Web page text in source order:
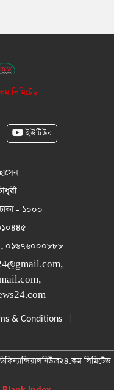
লিমিটেড
ইউটিউব
- ১০০০
০১৬৭৬০০০৮৮৮
,
,
& Conditions
লিমিটেড